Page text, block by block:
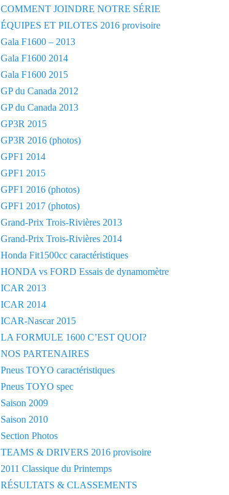
COMMENT JOINDRE NOTRE SÉRIE
ÉQUIPES ET PILOTES 2016 provisoire
Gala F1600 – 2013
Gala F1600 2014
Gala F1600 2015
GP du Canada 2012
GP du Canada 2013
GP3R 2015
GP3R 2016 (photos)
GPF1 2014
GPF1 2015
GPF1 2016 (photos)
GPF1 2017 (photos)
Grand-Prix Trois-Rivières 2013
Grand-Prix Trois-Rivières 2014
Honda Fit1500cc caractéristiques
HONDA vs FORD Essais de dynamomètre
ICAR 2013
ICAR 2014
ICAR-Nascar 2015
LA FORMULE 1600 C’EST QUOI?
NOS PARTENAIRES
Pneus TOYO caractéristiques
Pneus TOYO spec
Saison 2009
Saison 2010
Section Photos
TEAMS & DRIVERS 2016 provisoire
2011 Classique du Printemps
RÉSULTATS & CLASSEMENTS